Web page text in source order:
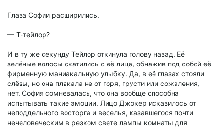
Глаза Софии расширились.
— Т-тейлор?
И в ту же секунду Тейлор откинула голову назад. Её
зелёные волосы скатились с её лица, обнажив под собой её
фирменную маниакальную улыбку. Да, в её глазах стояли
слёзы, но она плакала не от горя, грусти или сожаления,
нет. София сомневалась, что она вообще способна
испытывать такие эмоции. Лицо Джокер исказилось от
неподдельного восторга и веселья, казавшегося почти
нечеловеческим в резком свете лампы комнаты для